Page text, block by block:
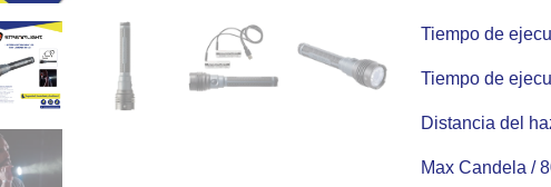
Tiempo de
Tiempo de
Distancia del
Max Candela /